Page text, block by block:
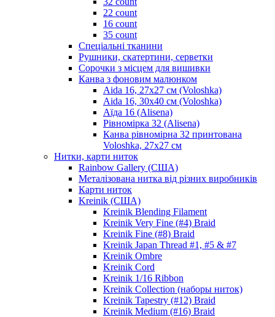
22 count
16 count
35 count
Спеціальні тканини
Рушники, скатертини, серветки
Сорочки з місцем для вишивки
Канва з фоновим малюнком
Aida 16, 27х27 см (Voloshka)
Aida 16, 30х40 см (Voloshka)
Аїда 16 (Alisena)
Рівномірка 32 (Alisena)
Канва рівномірна 32 принтована
Voloshka, 27х27 см
Нитки, карти ниток
Rainbow Gallery (США)
Металізована нитка від різних виробників
Карти ниток
Kreinik (США)
Kreinik Blending Filament
Kreinik Very Fine (#4) Braid
Kreinik Fine (#8) Braid
Kreinik Japan Thread #1, #5 & #7
Kreinik Ombre
Kreinik Cord
Kreinik 1/16 Ribbon
Kreinik Collection (наборы ниток)
Kreinik Tapestry (#12) Braid
Kreinik Medium (#16) Braid